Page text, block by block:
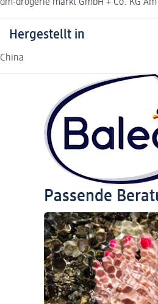
dm-drogerie markt GmbH + Co. KG
Hergestellt in
China
Passende